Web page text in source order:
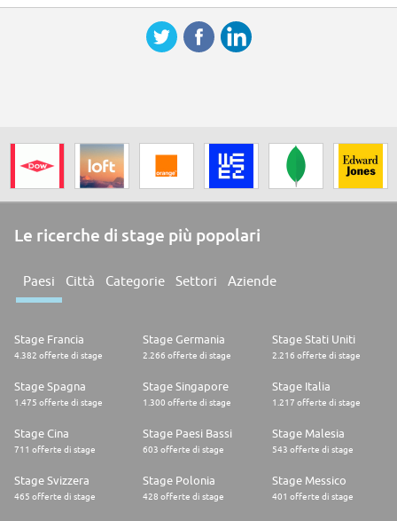
Le ricerche di stage più popolari
Paesi Città Categorie Settori Aziende
Stage Francia
4.382 offerte di stage
Stage Germania
2.266 offerte di stage
Stage Stati Uniti
2.216 offerte di stage
Stage Spagna
1.475 offerte di stage
Stage Singapore
1.300 offerte di stage
Stage Italia
1.217 offerte di stage
Stage Cina
711 offerte di stage
Stage Paesi Bassi
603 offerte di stage
Stage Malesia
543 offerte di stage
Stage Svizzera
465 offerte di stage
Stage Polonia
428 offerte di stage
Stage Messico
401 offerte di stage